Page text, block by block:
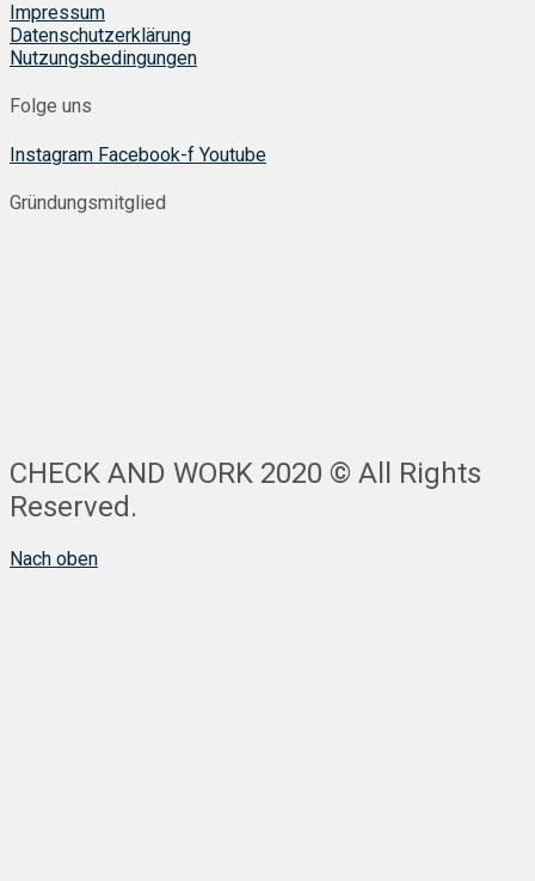
Impressum
Datenschutzerklärung
Nutzungsbedingungen
Folge uns
Instagram Facebook-f Youtube
Gründungsmitglied
CHECK AND WORK 2020 © All Rights
Reserved.
Nach oben